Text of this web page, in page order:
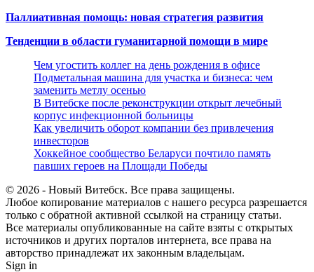
Паллиативная помощь: новая стратегия развития
Тенденции в области гуманитарной помощи в мире
Чем угостить коллег на день рождения в офисе
Подметальная машина для участка и бизнеса: чем
заменить метлу осенью
В Витебске после реконструкции открыт лечебный
корпус инфекционной больницы
Как увеличить оборот компании без привлечения
инвесторов
Хоккейное сообщество Беларуси почтило память
павших героев на Площади Победы
© 2026 - Новый Витебск. Все права защищены.
Любое копирование материалов с нашего ресурса разрешается
только с обратной активной ссылкой на страницу статьи.
Все материалы опубликованные на сайте взяты с открытых
источников и других порталов интернета, все права на
авторство принадлежат их законным владельцам.
Sign in